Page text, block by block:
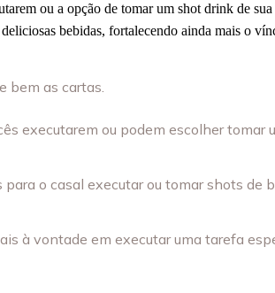
ou a opção de tomar um shot drink de
bebidas, fortalecendo ainda mais o
bem as cartas.
executarem ou podem escolher tomar
o casal executar ou tomar shots de
à vontade em executar uma tarefa